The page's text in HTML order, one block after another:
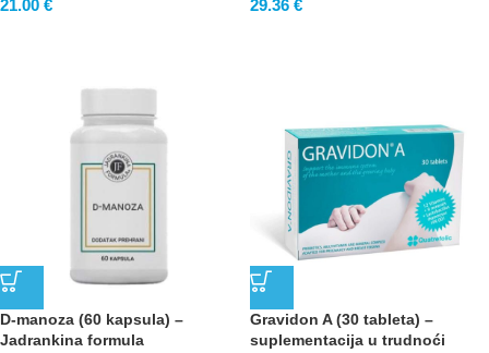
21.00 € 29.36 €
D-manoza (60 kapsula) –
Jadrankina formula
Gravidon A (30 tableta) –
suplementacija u trudnoći